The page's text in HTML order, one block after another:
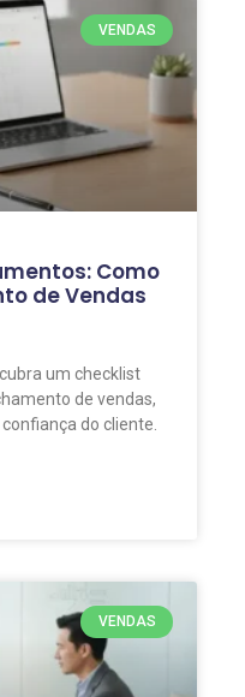
VENDAS
Como
de Vendas
um checklist
de vendas,
do cliente.
VENDAS